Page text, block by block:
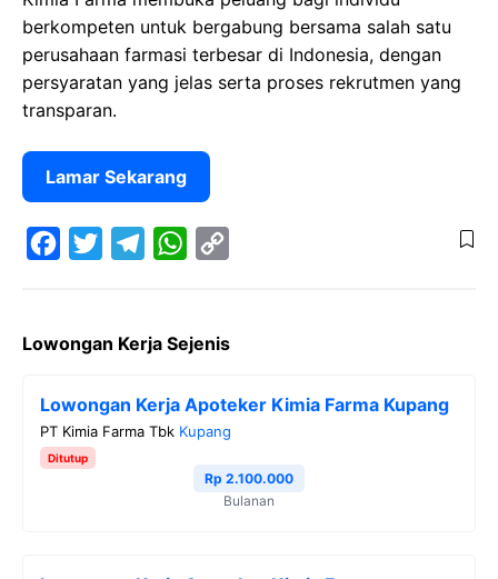
berkompeten untuk bergabung bersama salah satu
perusahaan farmasi terbesar di Indonesia, dengan
persyaratan yang jelas serta proses rekrutmen yang
transparan.
Lamar Sekarang
c
i
t
e
r
l
g
r
a
s
A
p
L
i
n
Lowongan Kerja Sejenis
Lowongan Kerja Apoteker Kimia Farma Kupang
PT Kimia Farma Tbk Kupang
Ditutup
Rp 2.100.000
Bulanan